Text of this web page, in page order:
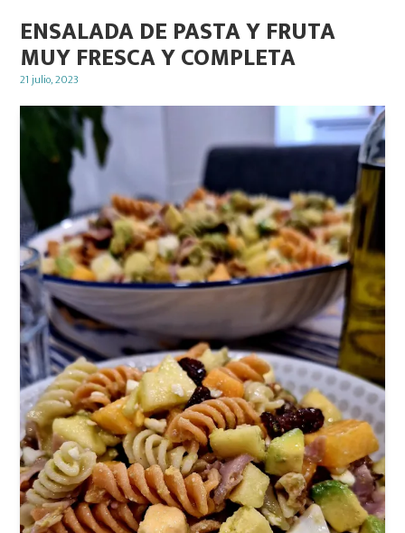
ENSALADA DE PASTA Y FRUTA
MUY FRESCA Y COMPLETA
Posted
21 julio, 2023